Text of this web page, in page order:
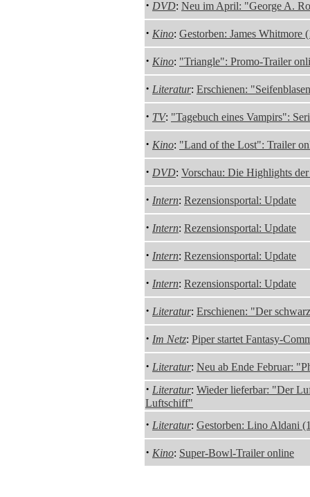
· DVD: Neu im April: "George A.
· Kino: Gestorben: James Whitmore
· Kino: "Triangle": Promo-Trailer
· Literatur: Erschienen:
· TV: "Tagebuch eines Vampirs":
· Kino: "Land of the Lost": Trailer
· DVD: Vorschau: Die Highlights
· Intern: Rezensionsportal: Update
· Intern: Rezensionsportal: Update
· Intern: Rezensionsportal: Update
· Intern: Rezensionsportal: Update
· Literatur: Erschienen: "Der
· Im Netz: Piper startet Fantasy-
· Literatur: Neu ab Ende Februar:
· Literatur: Wieder lieferbar: "Der
Luftschiff"
· Literatur: Gestorben: Lino Aldani
· Kino: Super-Bowl-Trailer online